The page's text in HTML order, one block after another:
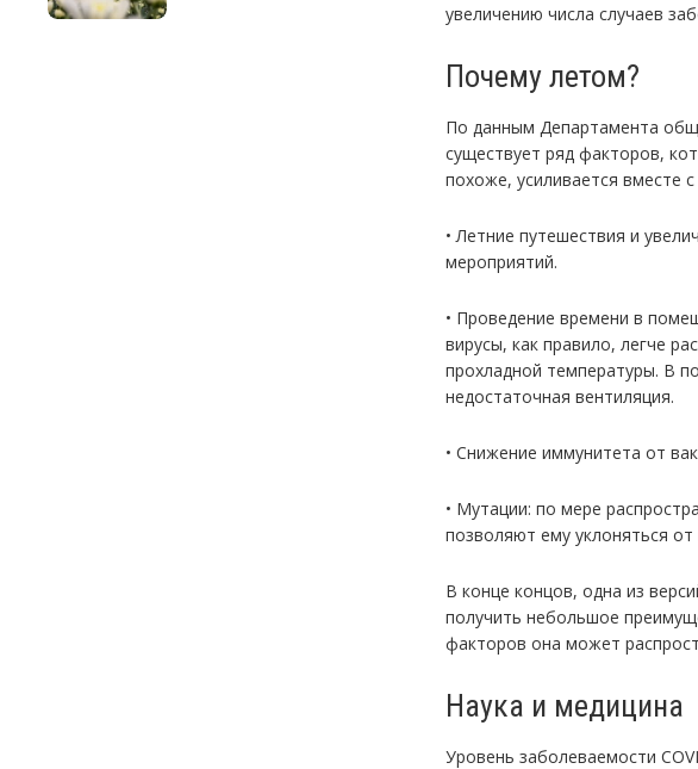
увеличению числа случаев
Почему летом?
По данным Департамента
существует ряд факторов,
похоже, усиливается вместе
• Летние путешествия и
мероприятий.
• Проведение времени в
вирусы, как правило, легче
прохладной температуры. В
недостаточная вентиляция.
• Снижение иммунитета от
• Мутации: по мере
позволяют ему уклоняться
В конце концов, одна из
получить небольшое
факторов она может
Наука и медицина
Уровень заболеваемости